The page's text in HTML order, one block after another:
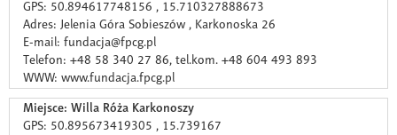
GPS: 50.894617748156 , 15.710327888673
Adres: Jelenia Góra Sobieszów , Karkonoska 26
E-mail: fundacja@fpcg.pl
Telefon: +48 58 340 27 86, tel.kom. +48 604 493 893
WWW: www.fundacja.fpcg.pl
Miejsce: Willa Róża Karkonoszy
GPS: 50.895673419305 , 15.739167